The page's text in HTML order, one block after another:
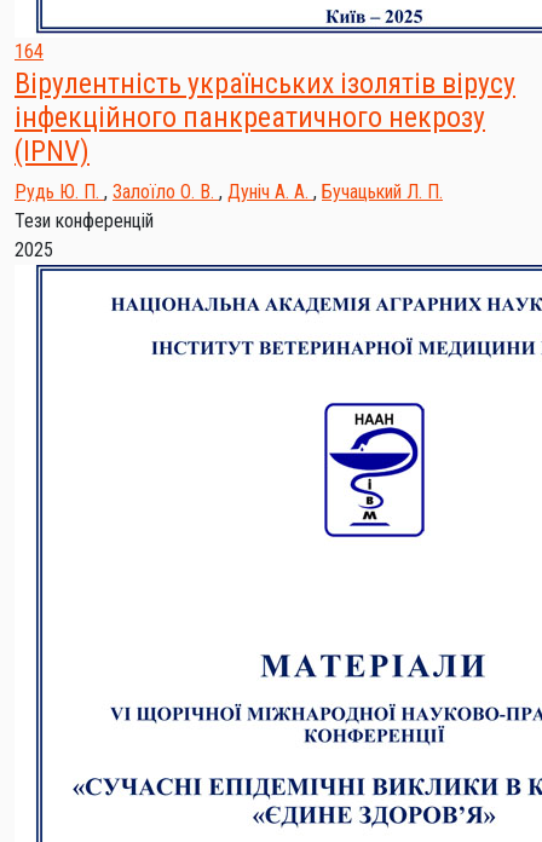
164
Вірулентність українських ізолятів вірусу
інфекційного панкреатичного некрозу
(IPNV)
Рудь Ю. П. , Залоїло О. В. , Дуніч А. А. , Бучацький Л. П.
Тези конференцій
2025